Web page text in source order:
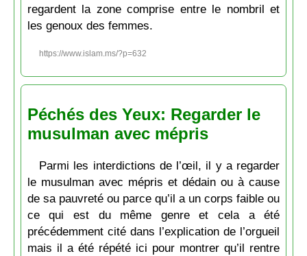
regardent la zone comprise entre le nombril et
les genoux des femmes.
https://www.islam.ms/?p=632
Péchés des Yeux: Regarder le
musulman avec mépris
Parmi les interdictions de l’œil, il y a regarder
le musulman avec mépris et dédain ou à cause
de sa pauvreté ou parce qu’il a un corps faible ou
ce qui est du même genre et cela a été
précédemment cité dans l’explication de l’orgueil
mais il a été répété ici pour montrer qu’il rentre